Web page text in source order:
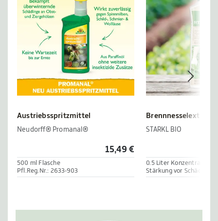
Austriebsspritzmittel
Neudorff® Promanal®
15,49 €
500 ml Flasche
Pfl.Reg.Nr.: 2633-903
Brennnesselextrakt
STARKL BIO
0.5 Liter Konzentrat
Stärkung vor